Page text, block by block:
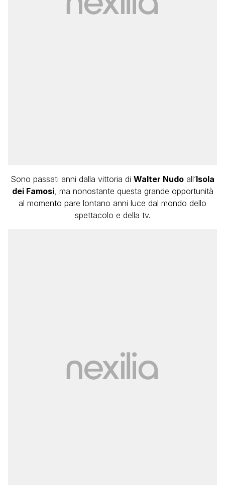
Sono passati anni dalla vittoria di Walter Nudo all’Isola
dei Famosi, ma nonostante questa grande opportunità
al momento pare lontano anni luce dal mondo dello
spettacolo e della tv.